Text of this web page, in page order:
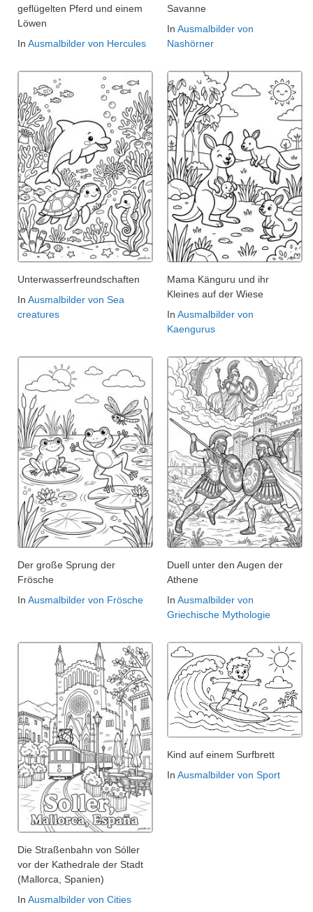
geflügelten Pferd und einem
Löwen
In Ausmalbilder von Hercules
Savanne
In Ausmalbilder von
Nashörner
Unterwasserfreundschaften
In Ausmalbilder von Sea
creatures
Mama Känguru und ihr
Kleines auf der Wiese
In Ausmalbilder von
Kaengurus
Der große Sprung der
Frösche
In Ausmalbilder von Frösche
Duell unter den Augen der
Athene
In Ausmalbilder von
Griechische Mythologie
Die Straßenbahn von Sóller
vor der Kathedrale der Stadt
(Mallorca, Spanien)
In Ausmalbilder von Cities
Kind auf einem Surfbrett
In Ausmalbilder von Sport